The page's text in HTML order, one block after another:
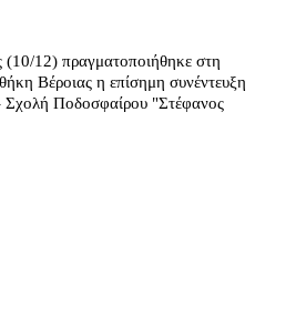
(10/12) πραγματοποιήθηκε στη
Βέροιας η επίσημη συνέντευξη
Ποδοσφαίρου "Στέφανος